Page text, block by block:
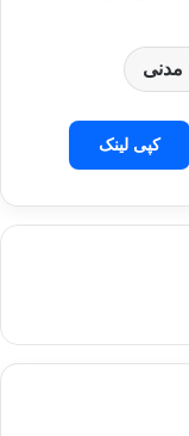
مدنی
کپی لینک